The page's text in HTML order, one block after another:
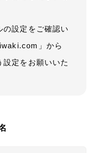
の設定をご確認い
」から
定をお願いいた